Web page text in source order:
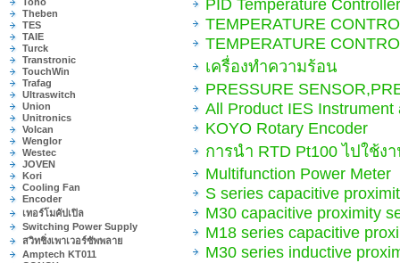
Theben
TES
TAIE
Turck
Transtronic
TouchWin
Trafag
Ultraswitch
Union
Unitronics
Volcan
Wenglor
Westec
JOVEN
Kori
Cooling Fan
Encoder
เทอร์โมคัปเปิล
Switching Power Supply
สวิทชิ่งเพาเวอร์ซัพพลาย
Amptech KT011
PID Temperature Controller
TEMPERATURE
TEMPERATURE
เครื่องทำความร้อน
PRESSURE
All Product IES
KOYO Rotary Encoder
การนำ RTD Pt100 ไปใช้ง
Multifunction Power Meter
S series capacitive
M30 capacitive proximity
M18 series capacitive
M30 series inductive